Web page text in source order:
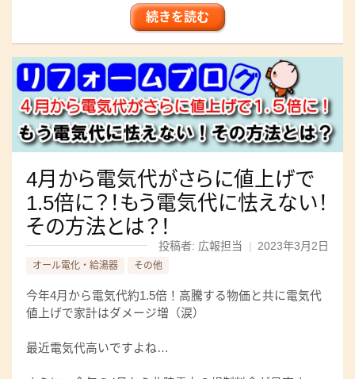
続きを読む
4月から電気代がさらに値上げで
1.5倍に？！もう電気代に怯えない！
その方法とは？！
投稿者: 広報担当 | 2023年3月2日
オール電化・給湯器 その他
今年4月から電気代約1.5倍！高騰する物価と共に電気代
値上げで家計はダメージ増（涙）
最近電気代高いですよね…